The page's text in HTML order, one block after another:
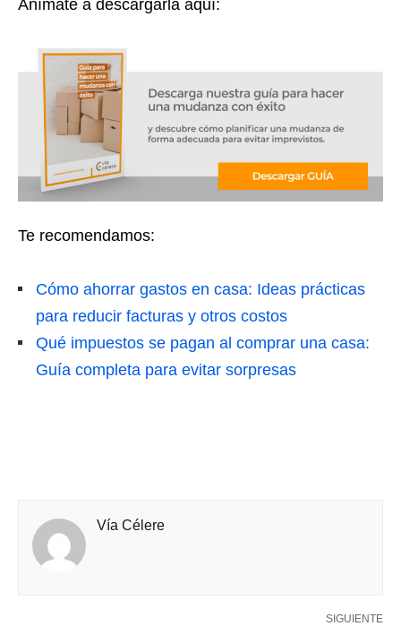
Anímate a descargarla aquí:
Te recomendamos:
Cómo ahorrar gastos en casa: Ideas prácticas
para reducir facturas y otros costos
Qué impuestos se pagan al comprar una casa:
Guía completa para evitar sorpresas
Vía Célere
SIGUIENTE